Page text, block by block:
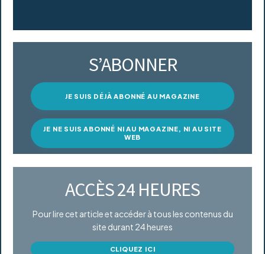
S’ABONNER
JE SUIS DÉJÀ ABONNÉ AU MAGAZINE
JE NE SUIS ABONNÉ NI AU MAGAZINE, NI AU SITE
WEB
ACCÈS 24 HEURES
Pour lire cet article et accéder à tous les contenus du
site durant 24 heures
CLIQUEZ ICI